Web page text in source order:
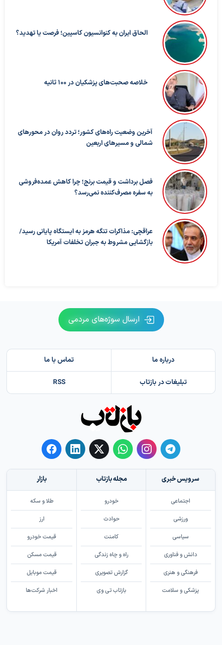
الحاق ایران به کنوانسیون کاسپین؛ فرصت یا تهدید؟
خلاصه صحبت‌های پزشکیان در ۱۰۰ ثانیه
آخرین وضعیت راه‌های کشور؛ تردد روان در محورهای
شمالی و مسیرهای اربعین
فصل برداشت و قیمت برنج؛ چرا کاهش عمده‌فروشی
به سفره مصرف‌کننده نمی‌رسد؟
عراقچی: مذاکرات تنگه هرمز به ایستگاه پایانی رسید/
بازگشایی مشروط به جبران تخلفات آمریکا
ارسال سوژه‌های مردمی
درباره ما تماس با ما
تبلیغات در بازتاب RSS
سرویس خبری
اجتماعی
ورزشی
سیاسی
دانش و فناوری
فرهنگی و هنری
پزشکی و سلامت
مجله بازتاب
خودرو
حوادث
کامنت
راه و چاه زندگی
گزارش تصویری
بازتاب تی وی
بازار
طلا و سکه
ارز
قیمت خودرو
قیمت مسکن
قیمت موبایل
اخبار شرکت‌ها